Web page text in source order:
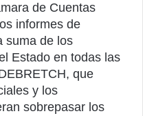
de Cuentas
informes de
suma de los
Estado en todas las
que
y los
sobrepasar los